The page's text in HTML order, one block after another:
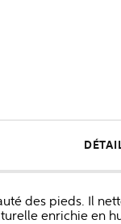
des pieds. Il
enrichie en